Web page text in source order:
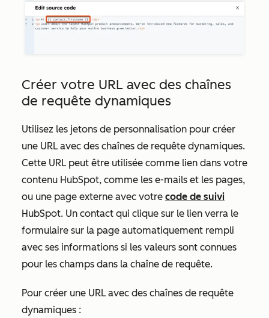
Créer votre URL avec des chaînes
de requête dynamiques
Utilisez les jetons de personnalisation pour créer
une URL avec des chaînes de requête dynamiques.
Cette URL peut être utilisée comme lien dans votre
contenu HubSpot, comme les e-mails et les pages,
ou une page externe avec votre code de suivi
HubSpot. Un contact qui clique sur le lien verra le
formulaire sur la page automatiquement rempli
avec ses informations si les valeurs sont connues
pour les champs dans la chaîne de requête.
Pour créer une URL avec des chaînes de requête
dynamiques :